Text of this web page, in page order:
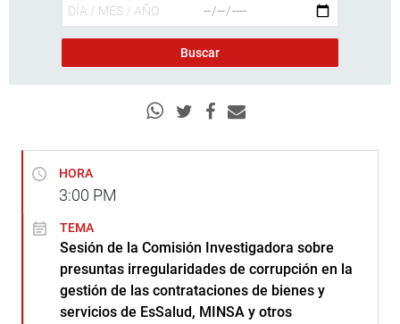
HORA
3:00 PM
TEMA
Sesión de la Comisión Investigadora sobre
presuntas irregularidades de corrupción en la
gestión de las contrataciones de bienes y
servicios de EsSalud, MINSA y otros